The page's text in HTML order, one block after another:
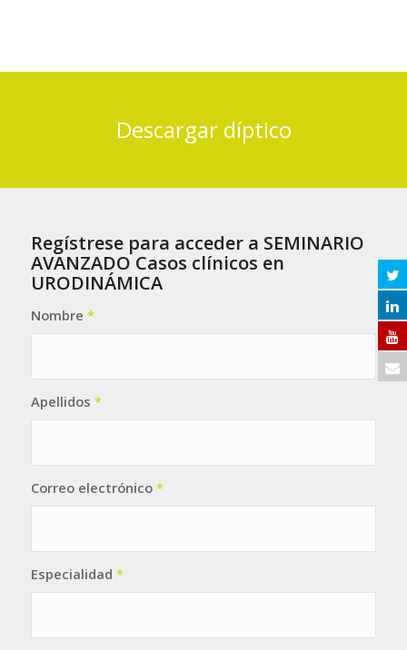
Descargar díptico
Regístrese para acceder a SEMINARIO
AVANZADO Casos clínicos en
URODINÁMICA
Nombre *
Apellidos *
Correo electrónico *
Especialidad *